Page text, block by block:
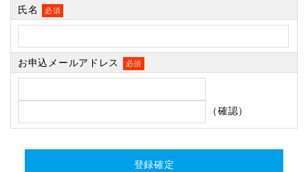
氏名 必須
お申込メールアドレス 必須
（確認）